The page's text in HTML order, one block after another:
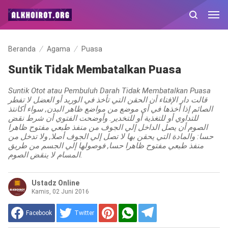
Beranda Agama Puasa
Suntik Tidak Membatalkan Puasa
Suntik Otot atau Pembuluh Darah Tidak Membatalkan Puasa
قالت دار الإفتاء أن الحقن التي تأخذ في الوريد أو العضل لا تفطر
الصائم إذا أخذها في أي موضع من مواضع ظاهر البدن‏,‏ سواء أكانتذ
للتداوي أو للتغذية أو للتخدير‏.‏ وأوضحت الفتوي أن شرط نقض
الصوم أن يصل الداخل إلي الجوف من منفذ طبعي مفتوح ظاهرا
حسا: والمادة التي يحقن بها لا تصل إلي الجوف أصلا, ولا تدخل من
منفذ طبعي مفتوح ظاهرا حسا, فوصولها إلي الجسم من طريق
المسام لا ينقض الصوم.
Ustadz Online
Kamis, 02 Juni 2016
Facebook Twitter